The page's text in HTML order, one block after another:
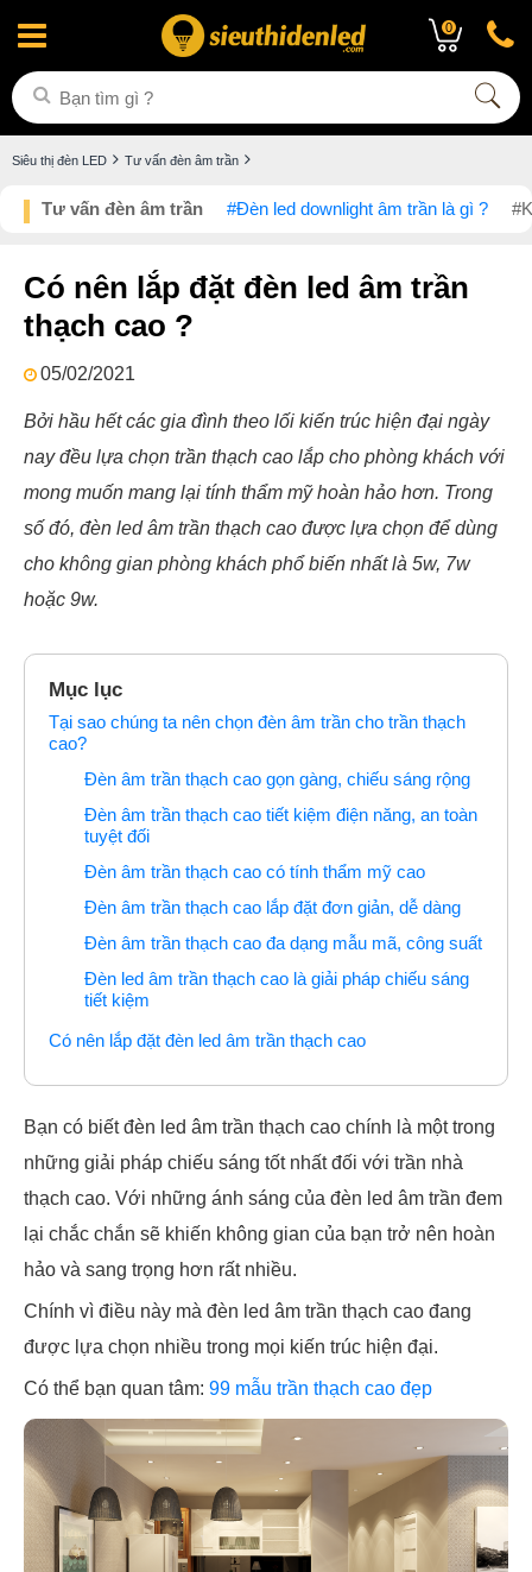
0
Siêu thị đèn LED Tư vấn đèn âm trần
Tư vấn đèn âm trần #Đèn led downlight âm trần là gì ?
Có nên lắp đặt đèn led âm trần
thạch cao ?
05/02/2021
Bởi hầu hết các gia đình theo lối kiến trúc hiện đại ngày
nay đều lựa chọn trần thạch cao lắp cho phòng khách với
mong muốn mang lại tính thẩm mỹ hoàn hảo hơn. Trong
số đó, đèn led âm trần thạch cao được lựa chọn để dùng
cho không gian phòng khách phổ biến nhất là 5w, 7w
hoặc 9w.
Mục lục
Tại sao chúng ta nên chọn đèn âm trần cho trần thạch
cao?
Đèn âm trần thạch cao gọn gàng, chiếu sáng rộng
Đèn âm trần thạch cao tiết kiệm điện năng, an toàn
tuyệt đối
Đèn âm trần thạch cao có tính thẩm mỹ cao
Đèn âm trần thạch cao lắp đặt đơn giản, dễ dàng
Đèn âm trần thạch cao đa dạng mẫu mã, công suất
Đèn led âm trần thạch cao là giải pháp chiếu sáng
tiết kiệm
Có nên lắp đặt đèn led âm trần thạch cao
Bạn có biết đèn led âm trần thạch cao chính là một trong
những giải pháp chiếu sáng tốt nhất đối với trần nhà
thạch cao. Với những ánh sáng của đèn led âm trần đem
lại chắc chắn sẽ khiến không gian của bạn trở nên hoàn
hảo và sang trọng hơn rất nhiều.
Chính vì điều này mà đèn led âm trần thạch cao đang
được lựa chọn nhiều trong mọi kiến trúc hiện đại.
Có thể bạn quan tâm: 99 mẫu trần thạch cao đẹp